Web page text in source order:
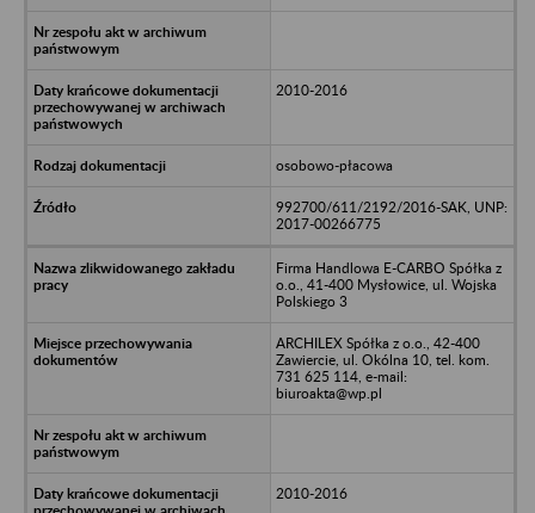
2010-2016
osobowo-płacowa
992700/611/2192/2016-SAK, UNP:
2017-00266775
Firma Handlowa E-CARBO Spółka z
o.o., 41-400 Mysłowice, ul. Wojska
Polskiego 3
ARCHILEX Spółka z o.o., 42-400
Zawiercie, ul. Okólna 10, tel. kom.
731 625 114, e-mail:
biuroakta@wp.pl
2010-2016